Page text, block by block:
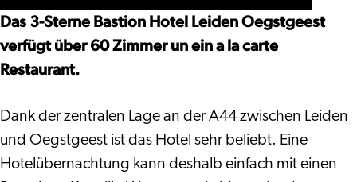
Leiden/Oegstgeest
Das 3-Sterne Bastion Hotel Leiden Oegstgeest
verfügt über 60 Zimmer un ein a la carte
Restaurant.
Dank der zentralen Lage an der A44 zwischen Leiden
und Oegstgeest ist das Hotel sehr beliebt. Eine
Hotelübernachtung kann deshalb einfach mit einen